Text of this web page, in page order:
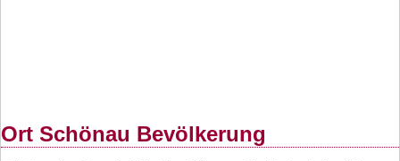
Ort Schönau Bevölkerung